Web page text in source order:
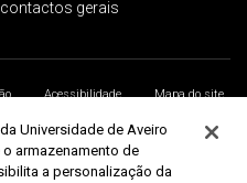
contactos gerais
Acessibilidade
Mapa do site
Universidade de Aveiro
armazenamento de
a personalização da